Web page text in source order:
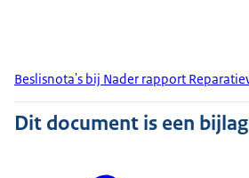
Beslisnota's bij Nader rapport
Dit document is een